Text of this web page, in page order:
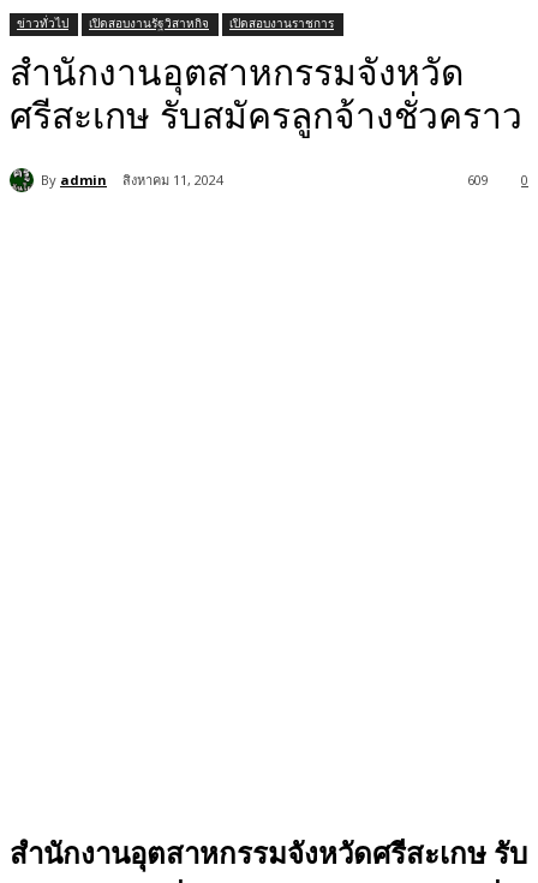
ข่าวทั่วไป เปิดสอบงานรัฐวิสาหกิจ เปิดสอบงานราชการ
สำนักงานอุตสาหกรรมจังหวัด
ศรีสะเกษ รับสมัครลูกจ้างชั่วคราว
By admin สิงหาคม 11, 2024 0
609
สำนักงานอุตสาหกรรมจังหวัดศรีสะเกษ รับ